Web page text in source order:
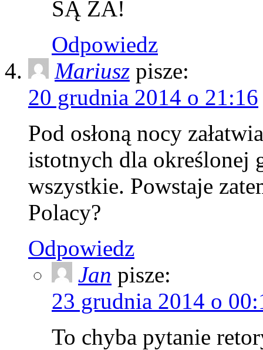
SĄ ZA!
Odpowiedz
Mariusz pisze:
20 grudnia 2014 o 21:16
Pod osłoną nocy
istotnych dla określonej
wszystkie. Powstaje
Polacy?
Odpowiedz
Jan pisze:
23 grudnia 2014 o
To chyba pytanie